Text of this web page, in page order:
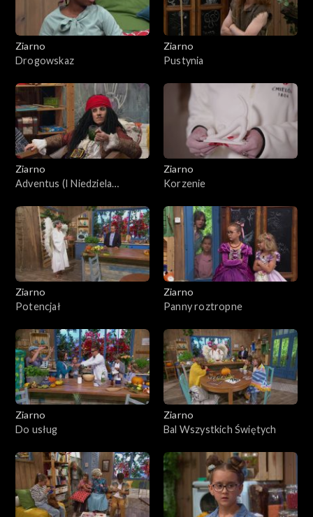
Ziarno
Drogowskaz
Ziarno
Pustynia
Ziarno
Adventus (I Niedziela
Ziarno
Korzenie
Ziarno
Potencjał
Ziarno
Panny roztropne
Ziarno
Do usług
Ziarno
Bal Wszystkich Świętych